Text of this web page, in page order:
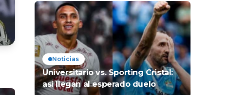
Noticias
Universitario vs. Sporting Cristal:
así llegan al esperado duelo